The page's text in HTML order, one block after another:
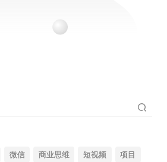
微信 商业思维 短视频
项目